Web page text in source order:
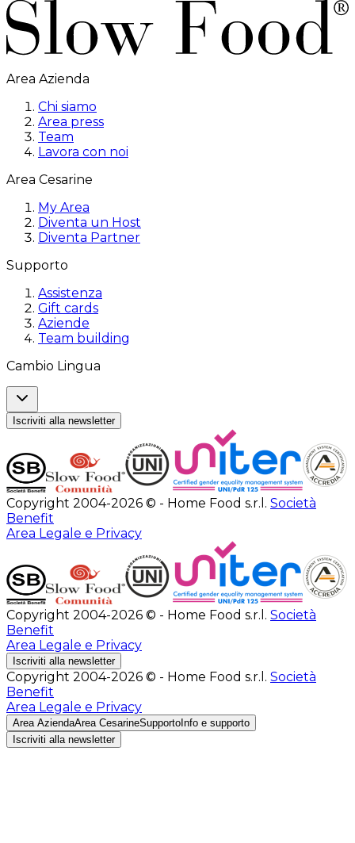
Area Azienda
Chi siamo
Area press
Team
Lavora con noi
Area Cesarine
My Area
Diventa un Host
Diventa Partner
Supporto
Assistenza
Gift cards
Aziende
Team building
Cambio Lingua
Iscriviti alla newsletter
Copyright 2004-2026 © - Home Food s.r.l. Società
Benefit
Area Legale e Privacy
Copyright 2004-2026 © - Home Food s.r.l. Società
Benefit
Area Legale e Privacy
Iscriviti alla newsletter
Copyright 2004-2026 © - Home Food s.r.l. Società
Benefit
Area Legale e Privacy
Area AziendaArea CesarineSupporto Info e supporto
Iscriviti alla newsletter